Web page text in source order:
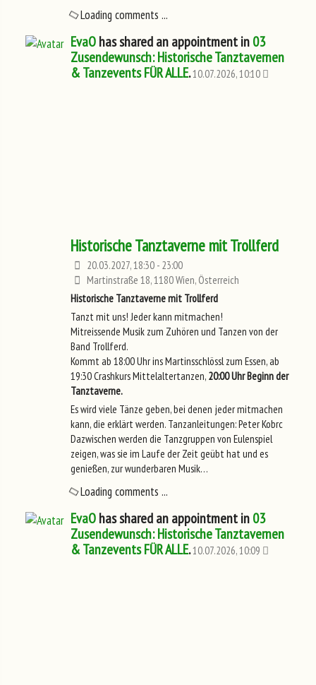
Loading comments ...
EvaOhas shared an appointment in03
Zusendewunsch: Historische Tanztavernen
& Tanzevents FÜR ALLE.10.07.2026, 10:10
Historische Tanztaverne mit Trollferd
20.03.2027, 18:30 - 23:00
Martinstraße 18, 1180 Wien, Österreich
Historische Tanztaverne mit Trollferd
Tanzt mit uns! Jeder kann mitmachen!
Mitreissende Musik zum Zuhören und Tanzen von der
Band Trollferd.
Kommt ab 18:00 Uhr ins Martinsschlössl zum Essen, ab
19:30 Crashkurs Mittelaltertanzen, 20:00 Uhr Beginn der
Tanztaverne.
Es wird viele Tänze geben, bei denen jeder mitmachen
kann, die erklärt werden. Tanzanleitungen: Peter Kobrc
Dazwischen werden die Tanzgruppen von Eulenspiel
zeigen, was sie im Laufe der Zeit geübt hat und es
genießen, zur wunderbaren Musik…
Loading comments ...
EvaOhas shared an appointment in03
Zusendewunsch: Historische Tanztavernen
& Tanzevents FÜR ALLE.10.07.2026, 10:09